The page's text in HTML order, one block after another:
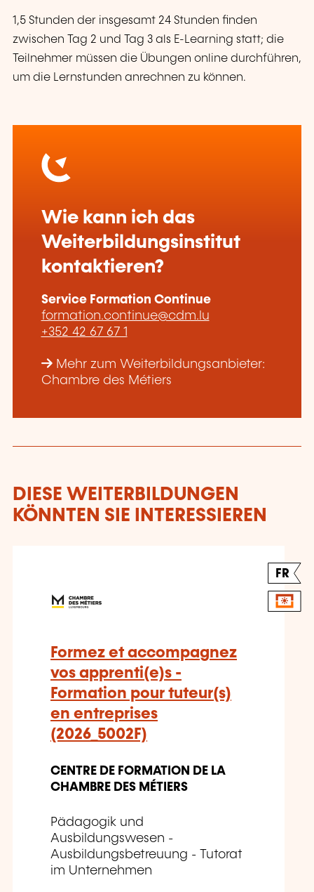
1,5 Stunden der insgesamt 24 Stunden finden
zwischen Tag 2 und Tag 3 als E-Learning statt; die
Teilnehmer müssen die Übungen online durchführen,
um die Lernstunden anrechnen zu können.
Wie kann ich das
Weiterbildungsinstitut
kontaktieren?
Service Formation Continue
formation.continue@cdm.lu
+352 42 67 67 1
Mehr zum Weiterbildungsanbieter:
Chambre des Métiers
DIESE WEITERBILDUNGEN
KÖNNTEN SIE INTERESSIEREN
FR
Formez et accompagnez
vos apprenti(e)s -
Formation pour tuteur(s)
en entreprises
(2026_5002F)
CENTRE DE FORMATION DE LA
CHAMBRE DES MÉTIERS
Pädagogik und
Ausbildungswesen -
Ausbildungsbetreuung - Tutorat
im Unternehmen